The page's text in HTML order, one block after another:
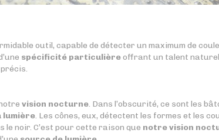
outil, capable de détecter un maximum de
spécificité particulièreoffrant un talent
vision nocturne. Dans l’obscurité, ce sont les
lumière. Les cônes, eux, détectent les formes et les
le noir. C’est pour cette raison que notre vision